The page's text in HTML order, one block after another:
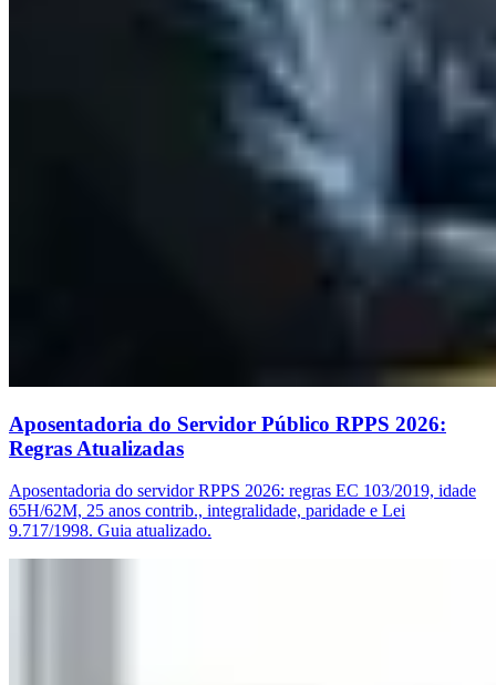
Aposentadoria do Servidor Público RPPS 2026:
Regras Atualizadas
Aposentadoria do servidor RPPS 2026: regras EC 103/2019, idade
65H/62M, 25 anos contrib., integralidade, paridade e Lei
9.717/1998. Guia atualizado.